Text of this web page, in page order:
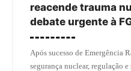
reacende trauma
debate urgente à
Após sucesso de Emergência
segurança nuclear, regulação